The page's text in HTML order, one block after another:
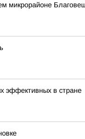
микрорайоне
эффективных в стране